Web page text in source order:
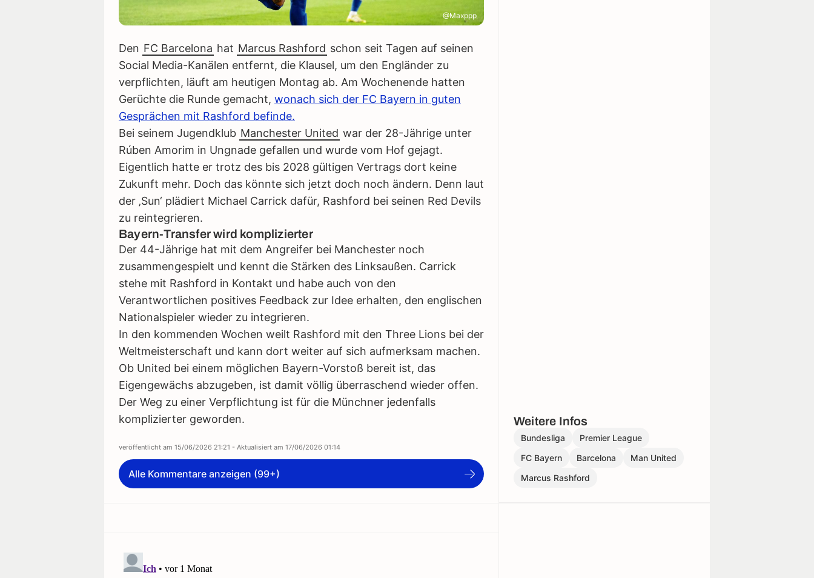
@Maxppp
Den FC Barcelona hat Marcus Rashford schon seit Tagen auf seinen
Social Media-Kanälen entfernt, die Klausel, um den Engländer zu
verpflichten, läuft am heutigen Montag ab. Am Wochenende hatten
Gerüchte die Runde gemacht, wonach sich der FC Bayern in guten
Gesprächen mit Rashford befinde.
Bei seinem Jugendklub Manchester United war der 28-Jährige unter
Rúben Amorim in Ungnade gefallen und wurde vom Hof gejagt.
Eigentlich hatte er trotz des bis 2028 gültigen Vertrags dort keine
Zukunft mehr. Doch das könnte sich jetzt doch noch ändern. Denn laut
der ‚Sun‘ plädiert Michael Carrick dafür, Rashford bei seinen Red Devils
zu reintegrieren.
Bayern-Transfer wird komplizierter
Der 44-Jährige hat mit dem Angreifer bei Manchester noch
zusammengespielt und kennt die Stärken des Linksaußen. Carrick
stehe mit Rashford in Kontakt und habe auch von den
Verantwortlichen positives Feedback zur Idee erhalten, den englischen
Nationalspieler wieder zu integrieren.
In den kommenden Wochen weilt Rashford mit den Three Lions bei der
Weltmeisterschaft und kann dort weiter auf sich aufmerksam machen.
Ob United bei einem möglichen Bayern-Vorstoß bereit ist, das
Eigengewächs abzugeben, ist damit völlig überraschend wieder offen.
Der Weg zu einer Verpflichtung ist für die Münchner jedenfalls
komplizierter geworden.
veröffentlicht am 15/06/2026 21:21 - Aktualisiert am 17/06/2026 01:14
Alle Kommentare anzeigen (99+)
Weitere Infos
Bundesliga
Premier League
FC Bayern
Barcelona
Man United
Marcus Rashford